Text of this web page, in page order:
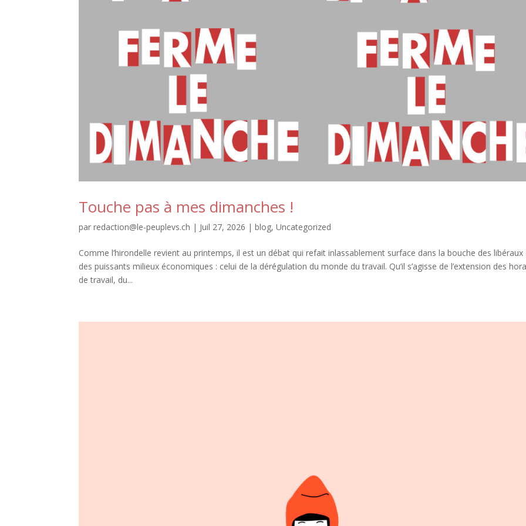
Touche pas à mes dimanches !
parredaction@le-peuplevs.ch | Juil 27, 2026 |blog,Uncategorized
Comme l’hirondelle revient au printemps, il est un débat qui refait inlassablement surface dans la bouche des libéraux
des puissants milieux économiques : celui de la dérégulation du monde du travail. Qu’il s’agisse de l’extension des
de travail, du...